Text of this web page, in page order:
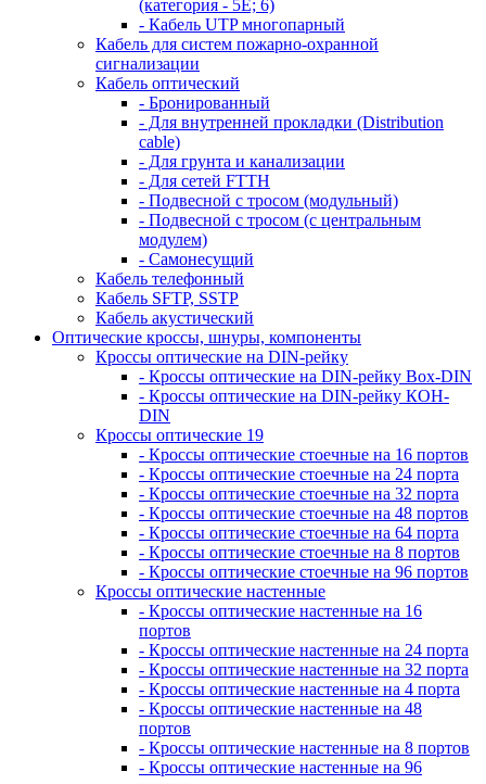
(категория - 5Е; 6)
- Кабель UTP многопарный
Кабель для систем пожарно-охранной
сигнализации
Кабель оптический
- Бронированный
- Для внутренней прокладки (Distribution
cable)
- Для грунта и канализации
- Для сетей FTTH
- Подвесной с тросом (модульный)
- Подвесной с тросом (с центральным
модулем)
- Самонесущий
Кабель телефонный
Кабель SFTP, SSTP
Кабель акустический
Оптические кроссы, шнуры, компоненты
Кроссы оптические на DIN-рейку
- Кроссы оптические на DIN-рейку Box-DIN
- Кроссы оптические на DIN-рейку КОН-
DIN
Кроссы оптические 19
- Кроссы оптические стоечные на 16 портов
- Кроссы оптические стоечные на 24 порта
- Кроссы оптические стоечные на 32 порта
- Кроссы оптические стоечные на 48 портов
- Кроссы оптические стоечные на 64 порта
- Кроссы оптические стоечные на 8 портов
- Кроссы оптические стоечные на 96 портов
Кроссы оптические настенные
- Кроссы оптические настенные на 16
портов
- Кроссы оптические настенные на 24 порта
- Кроссы оптические настенные на 32 порта
- Кроссы оптические настенные на 4 порта
- Кроссы оптические настенные на 48
портов
- Кроссы оптические настенные на 8 портов
- Кроссы оптические настенные на 96